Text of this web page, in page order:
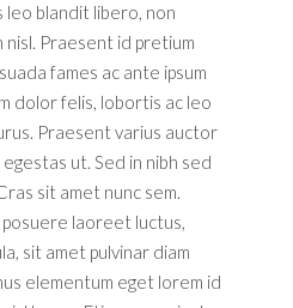
leo blandit libero, non
Praesent id pretium
fames ac ante ipsum
dolor felis, lobortis ac leo
Praesent varius auctor
ut. Sed in nibh sed
sit amet nunc sem.
laoreet luctus,
sit amet pulvinar diam
elementum eget lorem id